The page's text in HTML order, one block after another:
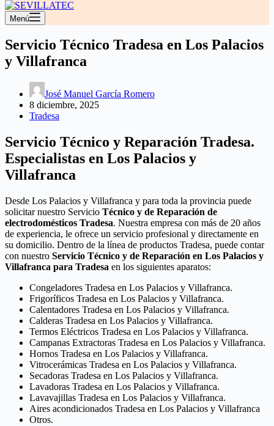
Menú
Servicio Técnico Tradesa en Los Palacios
y Villafranca
José Manuel García Romero
8 diciembre, 2025
Tradesa
Servicio Técnico y Reparación Tradesa.
Especialistas en Los Palacios y
Villafranca
Desde Los Palacios y Villafranca y para toda la provincia puede
solicitar nuestro Servicio Técnico y de Reparación de
electrodomésticos Tradesa. Nuestra empresa con más de 20 años
de experiencia, le ofrece un servicio profesional y directamente en
su domicilio. Dentro de la línea de productos Tradesa, puede contar
con nuestro Servicio Técnico y de Reparación en Los Palacios y
Villafranca para Tradesa en los siguientes aparatos:
Congeladores Tradesa en Los Palacios y Villafranca.
Frigoríficos Tradesa en Los Palacios y Villafranca.
Calentadores Tradesa en Los Palacios y Villafranca.
Calderas Tradesa en Los Palacios y Villafranca.
Termos Eléctricos Tradesa en Los Palacios y Villafranca.
Campanas Extractoras Tradesa en Los Palacios y Villafranca.
Hornos Tradesa en Los Palacios y Villafranca.
Vitrocerámicas Tradesa en Los Palacios y Villafranca.
Secadoras Tradesa en Los Palacios y Villafranca.
Lavadoras Tradesa en Los Palacios y Villafranca.
Lavavajillas Tradesa en Los Palacios y Villafranca.
Aires acondicionados Tradesa en Los Palacios y Villafranca
Otros.